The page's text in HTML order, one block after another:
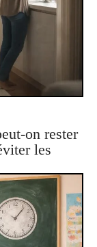
on rester
les